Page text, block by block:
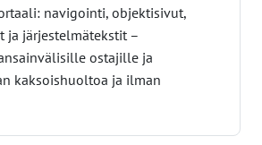
navigointi, objektisivut,
ja järjestelmätekstit –
ostajille ja
kaksoishuoltoa ja ilman